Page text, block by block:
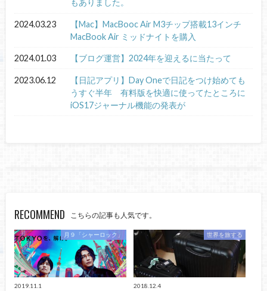
もありました。
2024.03.23
【Mac】MacBooc Air M3チップ搭載13インチ
MacBook Air ミッドナイトを購入
2024.01.03 【ブログ運営】2024年を迎えるに当たって
2023.06.12
【日記アプリ】Day Oneで日記をつけ始めても
うすぐ半年 有料版を快適に使ってたところに
iOS17ジャーナル機能の発表が
RECOMMEND こちらの記事も人気です。
月９「シャーロック」
2019.11.1
世界を旅する
2018.12.4